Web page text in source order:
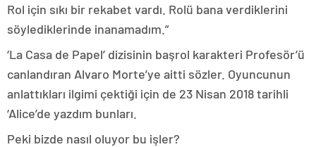
Rol için sıkı bir rekabet vardı. Rolü bana verdiklerini
söylediklerinde inanamadım.”
‘La Casa de Papel’ dizisinin başrol karakteri Profesör’ü
canlandıran Alvaro Morte’ye aitti sözler. Oyuncunun
anlattıkları ilgimi çektiği için de 23 Nisan 2018 tarihli
‘Alice’de yazdım bunları.
Peki bizde nasıl oluyor bu işler?